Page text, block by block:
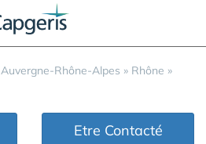
Auvergne-Rhône-Alpes » Rhône »
Etre Contacté